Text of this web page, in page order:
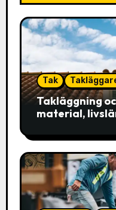
Tak
Takläggning
material,